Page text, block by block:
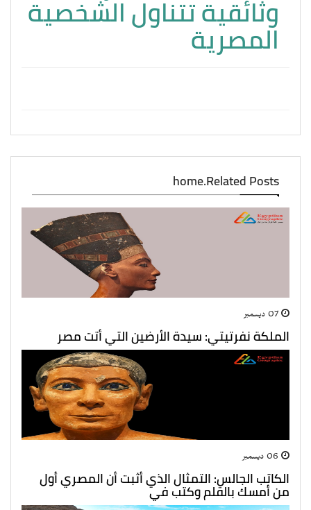
وثائقية تتناول الشخصية
المصرية
home.Related Posts
الملكة نفرتيتي: سيدة الأرضين التي أتت مصر
الكاتب الجالس: التمثال الذي أثبت أن المصري أول
من أمسك بالقلم وكتب في